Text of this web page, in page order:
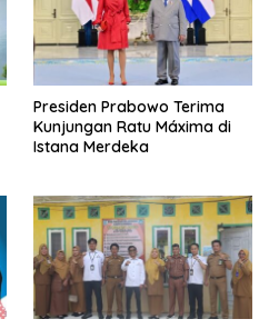
Presiden Prabowo Terima
Kunjungan Ratu Máxima di
Istana Merdeka